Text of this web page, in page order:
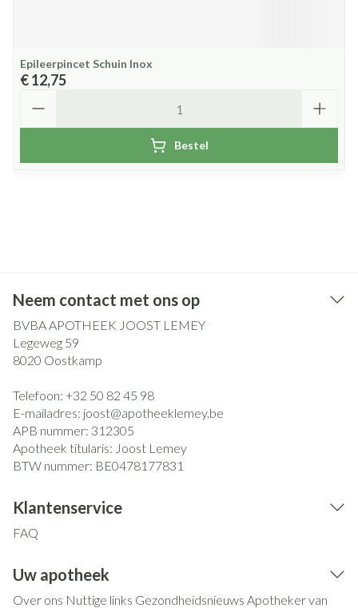
Epileerpincet Schuin Inox
€ 12,75
Bestel
Neem contact met ons op
BVBA APOTHEEK JOOST LEMEY
Legeweg 59
8020 Oostkamp
Telefoon: +32 50 82 45 98
E-mailadres: joost@apotheeklemey.be
APB nummer: 312305
Apotheek titularis: Joost Lemey
BTW nummer: BE0478177831
Klantenservice
FAQ
Uw apotheek
Over ons Nuttige links Gezondheidsnieuws Apotheker van